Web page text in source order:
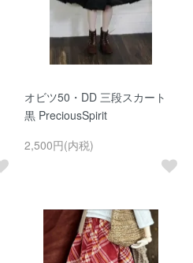
オビツ50・DD 三段スカート
黒 PreciousSpirit
2,500円(内税)